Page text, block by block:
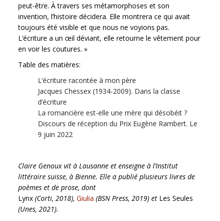
peut-être. À travers ses métamorphoses et son
invention, l’histoire décidera. Elle montrera ce qui avait
toujours été visible et que nous ne voyions pas.
L’écriture a un œil déviant, elle retourne le vêtement pour
en voir les coutures. »
Table des matières:
L’écriture racontée à mon père
Jacques Chessex (1934-2009). Dans la classe
d’écriture
La romancière est-elle une mère qui désobéit ?
Discours de réception du Prix Eugène Rambert. Le
9 juin 2022
Claire Genoux vit à Lausanne et enseigne à l’Institut
littéraire suisse, à Bienne. Elle a publié plusieurs livres de
poèmes et de prose, dont
Lynx (Corti, 2018),Giulia (BSN Press, 2019) et Les Seules
(Unes, 2021).